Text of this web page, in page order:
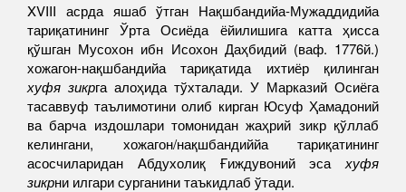
XVIII асрда яшаб ўтган Нақшбандийа-Мужаддидийа
тариқатининг Ўрта Осиёда ёйилишига катта ҳисса
қўшган Мусохон ибн Исохон Даҳбидий (ваф. 1776й.)
хожагон-нақшбандийа тариқатида ихтиёр қилинган
хуфя зикрга алоҳида тўхталади. У Марказий Осиёга
тасаввуф таълимотини олиб кирган Юсуф Ҳамадоний
ва барча издошлари томонидан жаҳрий зикр қўллаб
келингани, хожагон/нақшбандиййа тариқатининг
асосчиларидан Абдухолиқ Ғиждувоний эса хуфя
зикрни илгари сурганини таъкидлаб ўтади.